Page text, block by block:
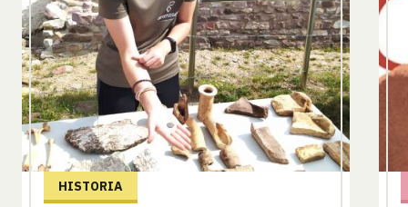
HISTORIA